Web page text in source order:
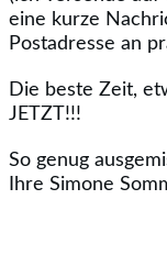
eine kurze
Postadresse an
Die beste Zeit,
JETZT!!!
So genug
Ihre Simone